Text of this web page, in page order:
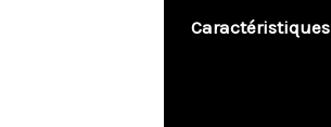
Caractéristiques